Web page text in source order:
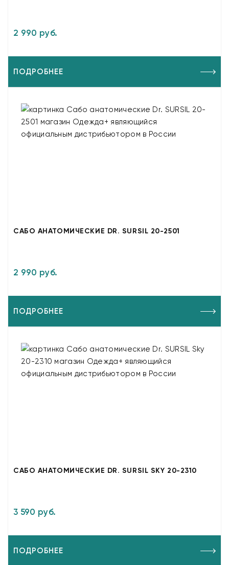
2 990 руб.
ПОДРОБНЕЕ
САБО АНАТОМИЧЕСКИЕ DR. SURSIL 20-2501
2 990 руб.
ПОДРОБНЕЕ
САБО АНАТОМИЧЕСКИЕ DR. SURSIL SKY 20-2310
3 590 руб.
ПОДРОБНЕЕ